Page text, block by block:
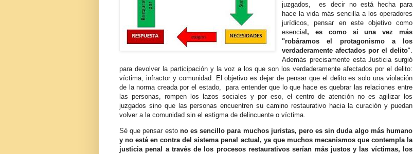
juzgados, es decir no está hecha para
hace la vida más sencilla a los operadores
jurídicos, pensar en este objetivo como
esencial, es como si una vez más
"robáramos el protagonismo a los
verdaderamente afectados por el delito".
Además precisamente esta Justicia surgió
para devolver la participación y la voz a los que son los verdaderamente afectados por el delito:
víctima, infractor y comunidad. El objetivo es dejar de pensar que el delito es solo una violación
de la norma creada por el estado, para entender que lo que hace es quebrar las relaciones entre
las personas, rompen los lazos sociales y por eso, el centro de atención no es agilizar los
juzgados sino que las personas encuentren su camino restaurativo hacia la curación y puedan
volver a la comunidad sin el estigma de delincuente o víctima.
Sé que pensar esto no es sencillo para muchos juristas, pero es sin duda algo más humano
y no está en contra del sistema penal actual, ya que muchos mecanismos que contempla la
justicia penal a través de los procesos restaurativos serían más justos y las víctimas, los